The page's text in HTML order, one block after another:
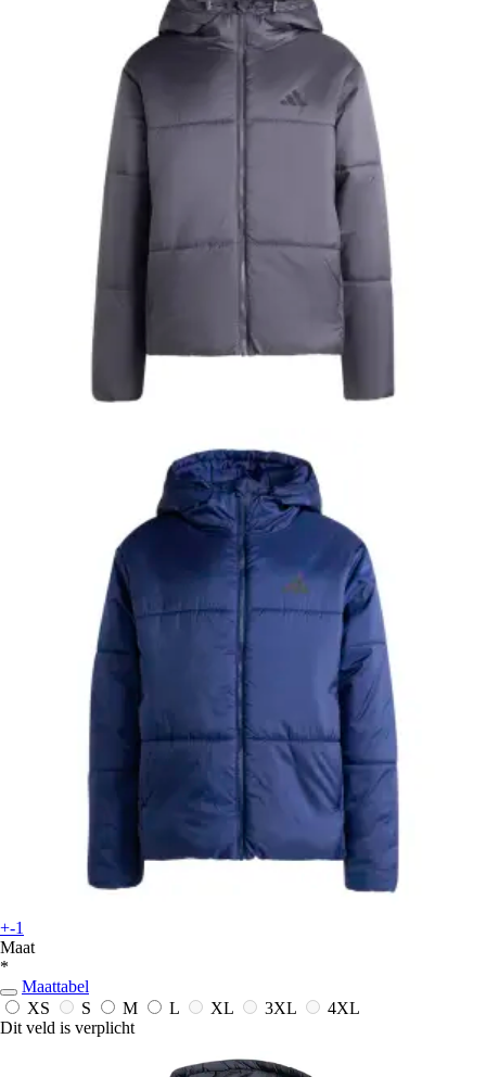
+-1
Maat
*
Maattabel
XS
S M L XL 3XL
4XL
Dit veld is verplicht